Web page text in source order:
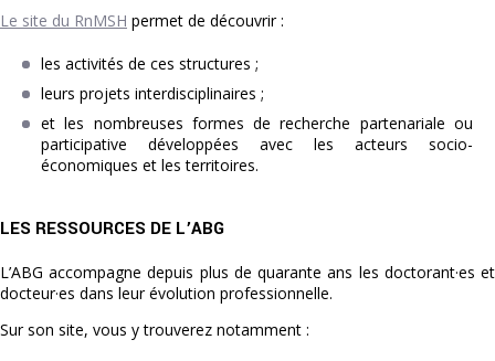
Le site du RnMSH permet de découvrir :
les activités de ces structures ;
leurs projets interdisciplinaires ;
et les nombreuses formes de recherche partenariale ou
participative développées avec les acteurs socio-
économiques et les territoires.
LES RESSOURCES DE L’ABG
L’ABG accompagne depuis plus de quarante ans les doctorant·es et
docteur·es dans leur évolution professionnelle.
Sur son site, vous y trouverez notamment :